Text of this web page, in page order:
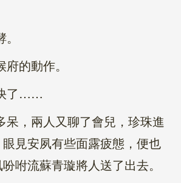
的動作。
了……
，兩人又聊了會兒，珍珠進
見安夙有些面露疲態，便也
咐流蘇青璇將人送了出去。